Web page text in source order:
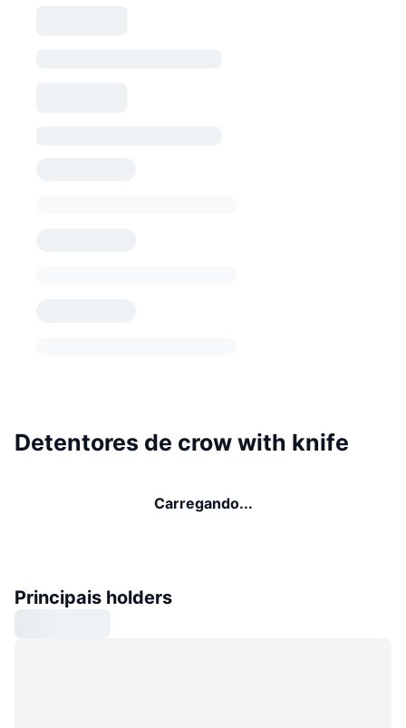
Detentores de crow with knife
Carregando...
Principais holders